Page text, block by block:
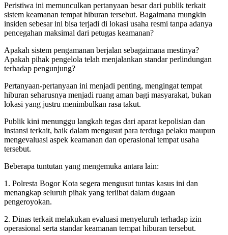
Peristiwa ini memunculkan pertanyaan besar dari publik terkait
sistem keamanan tempat hiburan tersebut. Bagaimana mungkin
insiden sebesar ini bisa terjadi di lokasi usaha resmi tanpa adanya
pencegahan maksimal dari petugas keamanan?
Apakah sistem pengamanan berjalan sebagaimana mestinya?
Apakah pihak pengelola telah menjalankan standar perlindungan
terhadap pengunjung?
Pertanyaan-pertanyaan ini menjadi penting, mengingat tempat
hiburan seharusnya menjadi ruang aman bagi masyarakat, bukan
lokasi yang justru menimbulkan rasa takut.
Publik kini menunggu langkah tegas dari aparat kepolisian dan
instansi terkait, baik dalam mengusut para terduga pelaku maupun
mengevaluasi aspek keamanan dan operasional tempat usaha
tersebut.
Beberapa tuntutan yang mengemuka antara lain:
1. Polresta Bogor Kota segera mengusut tuntas kasus ini dan
menangkap seluruh pihak yang terlibat dalam dugaan
pengeroyokan.
2. Dinas terkait melakukan evaluasi menyeluruh terhadap izin
operasional serta standar keamanan tempat hiburan tersebut.